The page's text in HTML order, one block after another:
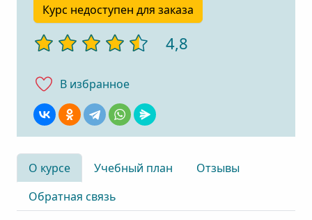
Курс недоступен для заказа
4,8
В избранноe
О курсе Учебный план
Отзывы
Обратная связь